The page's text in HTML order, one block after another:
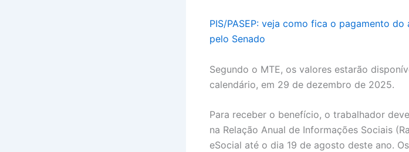
PIS/PASEP: veja como fica o pagamento
pelo Senado
Segundo o MTE, os valores estarão
calendário, em 29 de dezembro de 2025.
Para receber o benefício, o trabalhador
na Relação Anual de Informações Sociais
eSocial até o dia 19 de agosto deste ano.